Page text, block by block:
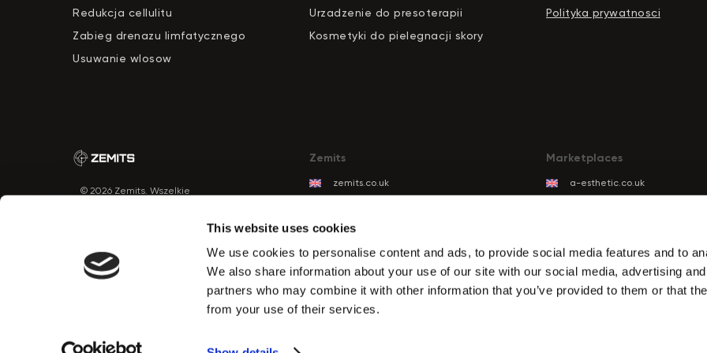
This website uses cookies
We use cookies to personalise content and ads, to provide social media features and to
We also share information about your use of our site with our social media, advertising
partners who may combine it with other information that you’ve provided to them or that
from your use of their services.
Redukcja cellulitu
Zabieg drenazu limfatycznego
Usuwanie wlosow
Urzadzenie do presoterapii
Kosmetyki do pielegnacji skory
Polityka prywatnosci
zemits.co.uk
zemits.be
zemits.it
zemits.com
zemits.de
zemits.biz.tr
Zemits
a-esthetic.co.uk
Marketplaces
© 2026 Zemits. Wszelkie